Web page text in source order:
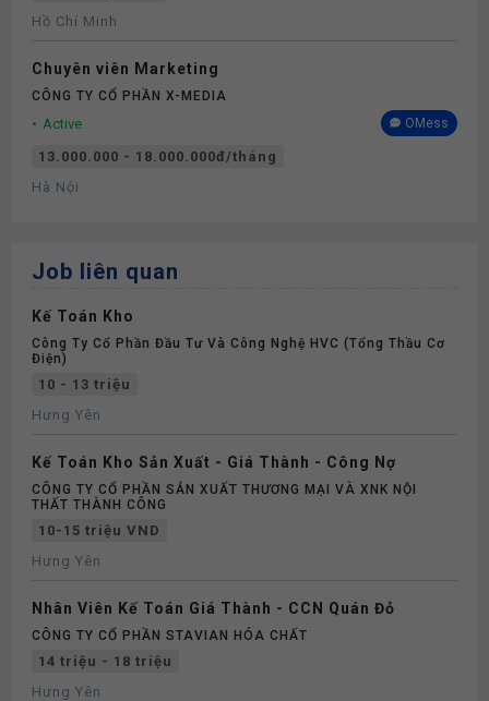
Hồ Chí Minh
Chuyên viên Marketing
CÔNG TY CỔ PHẦN X-MEDIA
Active OMess
13.000.000 - 18.000.000đ/tháng
Hà Nội
Job liên quan
Kế Toán Kho
Công Ty Cổ Phần Đầu Tư Và Công Nghệ HVC (Tổng Thầu Cơ
Điện)
10 - 13 triệu
Hưng Yên
Kế Toán Kho Sản Xuất - Giá Thành - Công Nợ
CÔNG TY CỔ PHẦN SẢN XUẤT THƯƠNG MẠI VÀ XNK NỘI
THẤT THÀNH CÔNG
10-15 triệu VND
Hưng Yên
Nhân Viên Kế Toán Giá Thành - CCN Quán Đỏ
CÔNG TY CỔ PHẦN STAVIAN HÓA CHẤT
14 triệu - 18 triệu
Hưng Yên